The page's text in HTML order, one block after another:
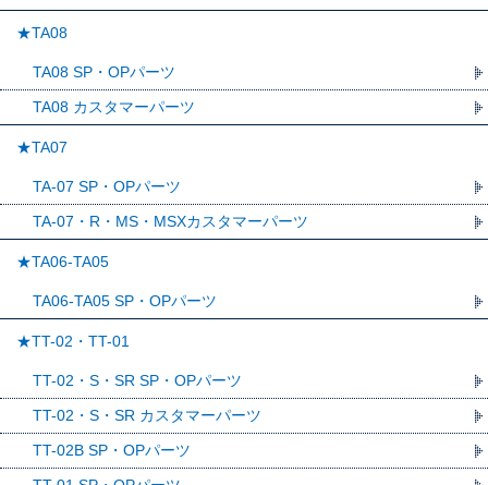
★TA08
TA08 SP・OPパーツ
TA08 カスタマーパーツ
★TA07
TA-07 SP・OPパーツ
TA-07・R・MS・MSXカスタマーパーツ
★TA06-TA05
TA06-TA05 SP・OPパーツ
★TT-02・TT-01
TT-02・S・SR SP・OPパーツ
TT-02・S・SR カスタマーパーツ
TT-02B SP・OPパーツ